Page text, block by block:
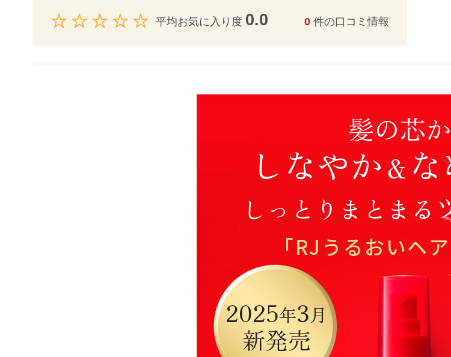
平均お気に入り度 0.0 0 件の口コミ情報
髪の芯
しなやか ＆
しっとりまとまる
「RJうるおいヘ
2025年3月
新発売